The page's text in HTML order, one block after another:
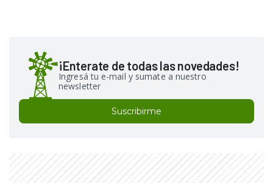
¡Enterate de todas las novedades!
Ingresá tu e-mail y sumate a nuestro
newsletter
Suscribirme